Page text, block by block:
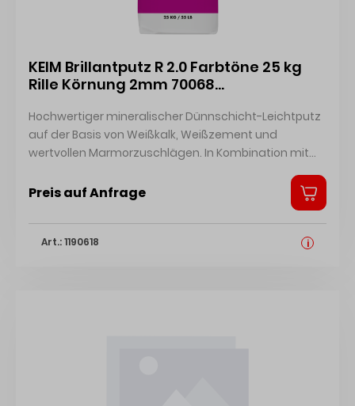
KEIM Brillantputz R 2.0 Farbtöne 25 kg
Rille Körnung 2mm 70068
Hochwertiger mineralischer Dünnschicht-Leichtputz
auf der Basis von Weißkalk, Weißzement und
wertvollen Marmorzuschlägen. In Kombination mit
Untergründe. Deckbeschichtung für Wärmedämm-
Technisches Merkblatt Zertifikat
Preis auf Anfrage
Art.: 1190618 i